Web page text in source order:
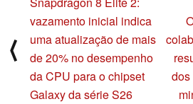
⟨
vazamento inicial indica
uma atualização de mais
de 20% no desempenho
da CPU para o chipset
Galaxy da série S26
dos